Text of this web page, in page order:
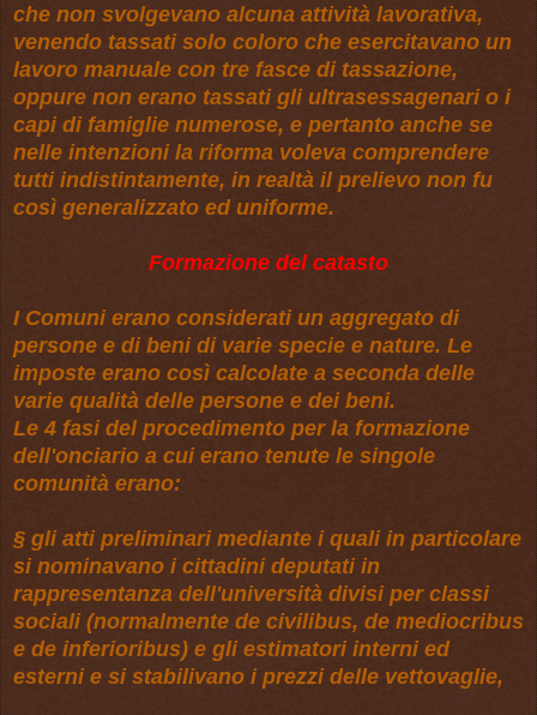
che non svolgevano alcuna attività lavorativa,
venendo tassati solo coloro che esercitavano un
lavoro manuale con tre fasce di tassazione,
oppure non erano tassati gli ultrasessagenari o i
capi di famiglie numerose, e pertanto anche se
nelle intenzioni la riforma voleva comprendere
tutti indistintamente, in realtà il prelievo non fu
così generalizzato ed uniforme.
Formazione del catasto
I Comuni erano considerati un aggregato di
persone e di beni di varie specie e nature. Le
imposte erano così calcolate a seconda delle
varie qualità delle persone e dei beni.
Le 4 fasi del procedimento per la formazione
dell'onciario a cui erano tenute le singole
comunità erano:
§ gli atti preliminari mediante i quali in particolare
si nominavano i cittadini deputati in
rappresentanza dell'università divisi per classi
sociali (normalmente de civilibus, de mediocribus
e de inferioribus) e gli estimatori interni ed
esterni e si stabilivano i prezzi delle vettovaglie,